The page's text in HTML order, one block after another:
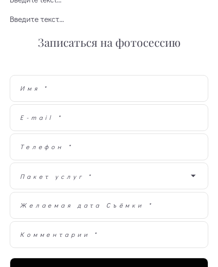
Введите текст…
Записаться на фотосессию
Имя *
E-mail *
Телефон *
Пакет услуг *
Желаемая дата Съёмки *
Комментарии *